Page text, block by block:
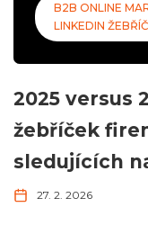
B2B ONLINE
LINKEDIN
2025 versus
žebříček
sledujících
27. 2. 2026